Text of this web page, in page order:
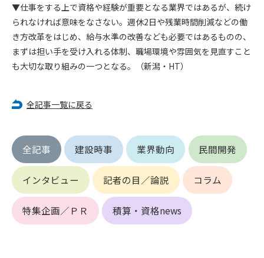
▼仕事をする上で資格や経験が重要となる業界ではあるが、続け
られなければ意味をなさない。週休2日や残業時間削減などの働
き方改革をはじめ、給与水準の改善なども必要ではあるものの、
まずは担い手を受け入れる体制、職場環境や雰囲気を見直すこと
も大切な取り組みの一つとなる。（新潟・HT）
全記事一覧に戻る
全記事 建設時事 業界動向 民間開発
インタビュー 記者の目／論説 コラム
特集企画／ＰＲ 積算・資格news
第5条（IDおよびパスワードの管理）
1. 会員は申込の際に管理者が発行したIDおよびパスワードの使
用および管理について責任を負うものとします。
2. 会員は、自己のIDおよびパスワードを、貸与、譲渡、売買、
その他形態を問わず、第三者に利用させることはできませ
第三者（他の会員を含む）の使用等による損害について責任
第6条（会員の禁止事項）
1. 会員は建設資料館WEB上で以下の行為をしないものとしま
す。
(1) 第三者または管理者の著作権、その他知的所有権を侵害す
る行為
(2) 第三者または管理者の財産、プライバシー等を侵害する行
為